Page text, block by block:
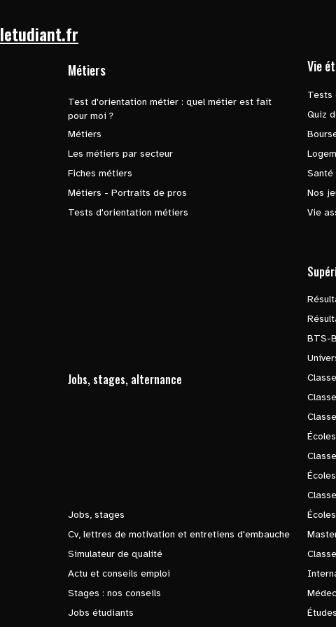
letudiant.fr
Métiers
Test d'orientation métier : quel métier est fait
pour moi ?
Métiers
Les métiers par secteur
Fiches métiers
Métiers - Portraits de pros
Tests d'orientation métiers
Vie
Tests
Quiz
Santé
Nos
Vie
Jobs, stages, alternance
Jobs, stages
Cv, lettres de motivation et entretiens d'embauche
Simulateur de qualité
Actu et conseils emploi
Stages : nos conseils
Jobs étudiants
BTS-